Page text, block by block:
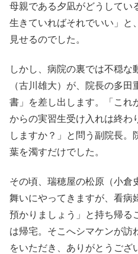
母親である夕凪がどうしてい
生きていればそれでいい」と
見せるのでした 。
しかし、病院の裏では不穏な
（古川雄大）が、院長の多
書」を差し出します。「これ
からの実習生受け入れは終わ
しますか？」と問う副院長。
葉を濁すだけでした 。
その頃、瑞穂屋の松原（小倉
舞いにやってきますが、看病
預かりましょう」と持ち帰る
は帰宅。そこへシマケンが訪
をいただき、ありがとうござ